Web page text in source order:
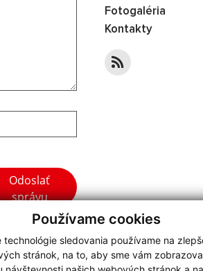
Používame cookies
technológie sledovania používame na
stránok, na to, aby sme vám
reCaptcha Response
Odoslať
správu
Fotogaléria
Kontakty